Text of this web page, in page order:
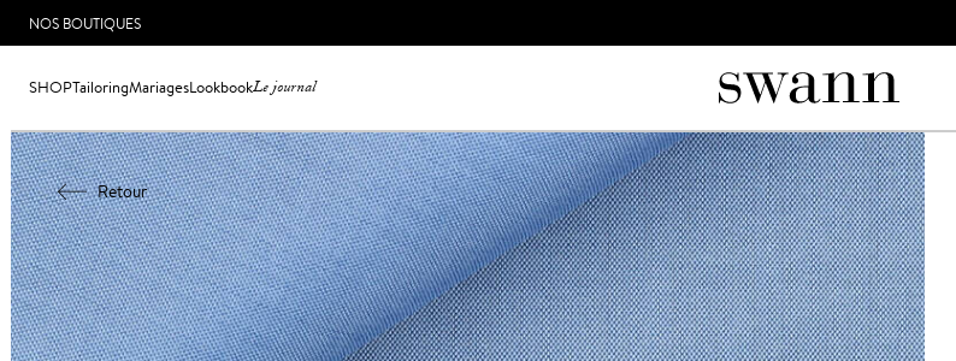
NOS BOUTIQUES
SHOPTailoringMariagesLookbookLe journal
Retour